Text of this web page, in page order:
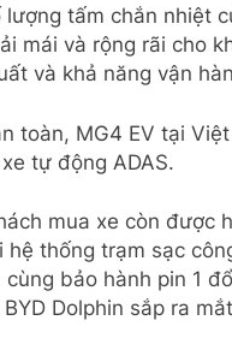
lượng tấm chắn nhiệt
mái và rộng rãi cho
và khả năng vận
toàn, MG4 EV tại
tự động ADAS.
mua xe còn được
hệ thống trạm sạc
bảo hành pin 1
Dolphin sắp ra